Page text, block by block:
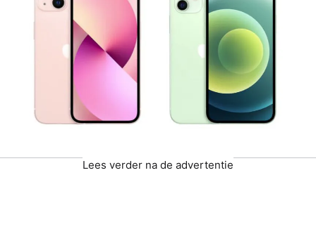
Lees verder na de advertentie